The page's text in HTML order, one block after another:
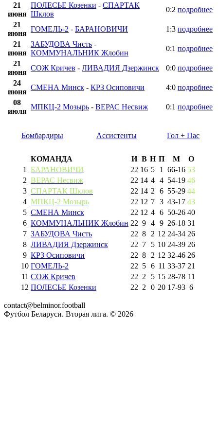
21
июня
ПОЛЕСЬЕ Козенки - СПАРТАК
Шклов
0:2 подробнее
21
июня
ГОМЕЛЬ-2 - БАРАНОВИЧИ 1:3 подробнее
21
июня
ЗАБУДОВА Чисть -
КОММУНАЛЬНИК Жлобин
0:1 подробнее
21
июня
СОЖ Кричев - ЛИВАДИЯ Дзержинск 0:0 подробнее
24
июня
СМЕНА Минск - КРЗ Осиповичи 4:0 подробнее
08
июля
МПКЦ-2 Мозырь - ВЕРАС Несвиж 0:1 подробнее
Бомбардиры Ассистенты Гол + Пас
КОМАНДА И В Н П М
О
1
БАРАНОВИЧИ 22 16 5 1 66-16 53
2 ВЕРАС Несвиж 22 14 4 4 54-19 46
3 СПАРТАК Шклов 22 14 2 6 55-29 44
4 МПКЦ-2 Мозырь 22 12 7 3 43-17 43
5 СМЕНА Минск 22 12 4 6 50-26 40
6 КОММУНАЛЬНИК Жлобин 22 9 4 9 26-18 31
7 ЗАБУДОВА Чисть 22 8 2 12 24-34 26
8 ЛИВАДИЯ Дзержинск 22 7 5 10 24-39 26
9 КРЗ Осиповичи 22 8 2 12 32-46 26
10 ГОМЕЛЬ-2 22 5 6 11 33-37 21
11 СОЖ Кричев 22 2 5 15 28-78 11
12 ПОЛЕСЬЕ Козенки 22 2 0 20 17-93 6
contact@belminor.football
Футбол Беларуси. Вторая лига. © 2026